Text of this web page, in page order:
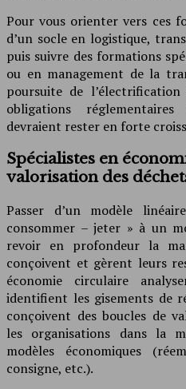
Pour vous orienter vers ces
d’un socle en logistique,
puis suivre des formations
ou en management de la
poursuite de
obligations
devraient rester en forte
Spécialistes en
valorisation des
Passer d’un modèle
consommer – jeter » à un
revoir en profondeur la
conçoivent et gèrent leurs
économie circulaire
identifient les gisements de
conçoivent des boucles de
les organisations dans la
modèles économiques
consigne, etc.).